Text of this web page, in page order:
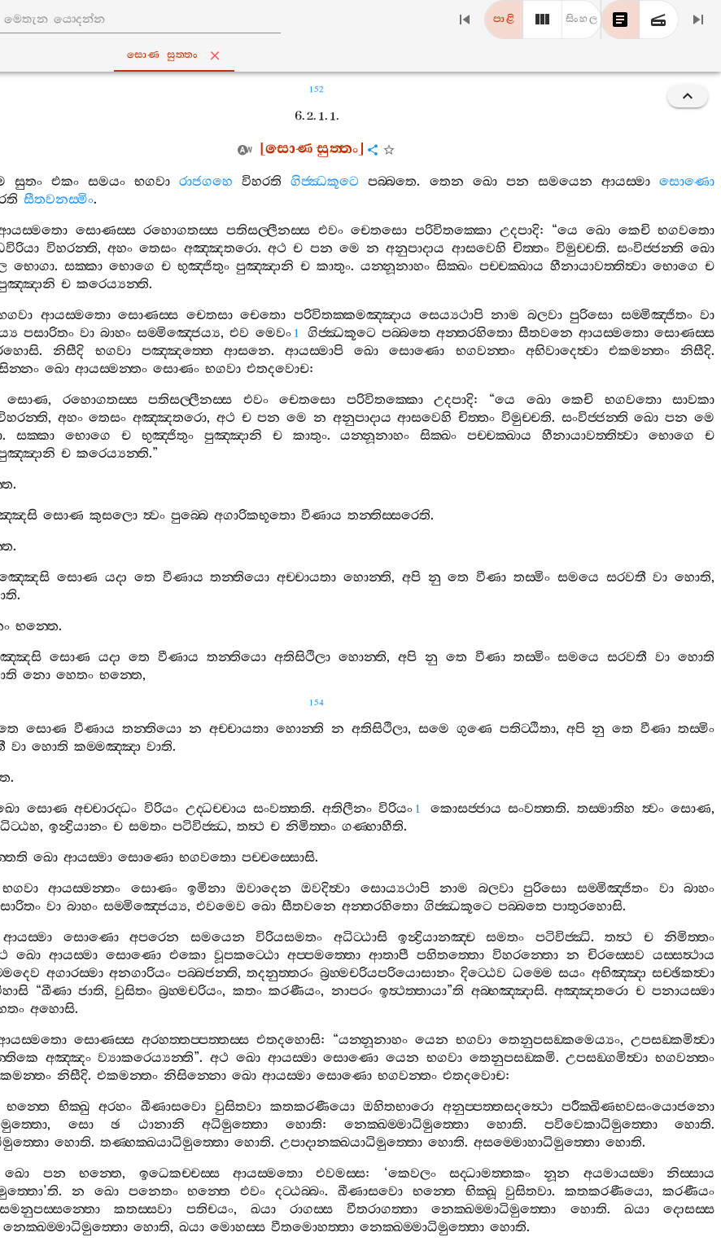
පාළි සිංහල
සොණ සුත‍්තං
152
6. 2. 1. 1.
[සොණසුත‍්තං]
සුතං එකං සමයං භගවා රාජගහෙ විහරති ගිජ‍්ඣකූටෙ පබ‍්බතෙ. තෙන ඛො පන සමයෙන ආයස‍්මා සොණො
සීතවනස‍්මිං.
සොණස‍්ස රහොගතස‍්ස පතිසල‍්ලීනස‍්ස එවං චෙතසො පරිවිතක‍්කො උදපාදි: “යෙ ඛො කෙචි භගවතො
විහරන‍්ති, අහං තෙසං අඤ‍්ඤතරො. අථ ච පන මෙ න අනුපාදාය ආසවෙහි චිත‍්තං විමුච‍්චති. සංවිජ‍්ජන‍්ති ඛො
භොගා. සක‍්කා භොගෙ ච භුඤ‍්ජිතුං පුඤ‍්ඤානි ච කාතුං. යන‍්නූනාහං සික‍්ඛං පච‍්චක‍්ඛාය හීනායාවත‍්තිත්‍වා භොගෙ ච
ච කරෙය්‍යන‍්ති.
ආයස‍්මතො සොණස‍්ස චෙතසා චෙතො පරිවිතක‍්කමඤ‍්ඤාය සෙය්‍යථාපි නාම බලවා පුරිසො සම‍්මිඤ‍්ජිතං වා
පසාරිතං වා බාහං සම‍්මිඤ‍්ජෙය්‍ය,එව මෙවං 1 ගිජ‍්ඣකූටෙ පබ‍්බතෙ අන‍්තරහිතො සීතවනෙ ආයස‍්මතො සොණස‍්ස
.නිසීදි භගවා පඤ‍්ඤත‍්තෙ ආසනෙ.ආයස‍්මාපි ඛො සොණො භගවන‍්තං අභිවාදෙත්‍වා එකමන‍්තං නිසීදි.
ඛො ආයස‍්මන‍්තං සොණං භගවා එතදවොච:
සොණ, රහොගතස‍්ස පතිසල‍්ලීනස‍්ස එවං චෙතසො පරිවිතක‍්කො උදපාදි: “යෙ ඛො කෙචි භගවතො
සාවකා
, අහං තෙසං අඤ‍්ඤතරො, අථ ච පන මෙ න අනුපාදාය ආසවෙහි චිත‍්තං විමුච‍්චති. සංවිජ‍්ජන‍්ති ඛො පන මෙ
. සක‍්කා භොගෙ ච භුඤ‍්ජිතුං පුඤ‍්ඤානි ච කාතුං.යන‍්නූනාහං සික‍්ඛං පච‍්චක‍්ඛාය හීනායාවත‍්තිත්‍වා භොගෙ
ච
ච කරෙය්‍යන‍්ති.”
.
සොණ කුසලො ත්‍වං පුබ‍්බෙ අගාරිකභූතො වීණාය තන‍්තිස‍්සරෙති.
.
සොණ යදා තෙ වීණාය තන‍්තියො අච‍්චායතා හොන‍්ති, අපි නු තෙ වීණා තස‍්මිං සමයෙ සරවතී වා හොති,
.
භන‍්තෙ.
සොණ යදා තෙ වීණාය තන‍්තියො අතිසිථිලා හොන‍්ති, අපි නු තෙ වීණා තස‍්මිං සමයෙ සරවතී වා හොති
නො හෙතං භන‍්තෙ,
154
සොණ වීණාය තන‍්තියො න අච‍්චායතා හොන‍්ති න අතිසිථිලා, සමෙ ගුණෙ පතිට‍්ඨිතා, අපි නු තෙ වීණා තස‍්මිං
වා හොති කම‍්මඤ‍්ඤා වාති.
.
සොණ අච‍්චාරද‍්ධං විරියං උද‍්ධච‍්චාය සංවත‍්තති. අතිලීනං විරියං 1 කොසජ‍්ජාය සංවත‍්තති. තස‍්මාතිහ ත්‍වං සොණ,
, ඉන්‍ද්‍රියානං ච සමතං පටිවිජ‍්ඣ, තත්‍ථ ච නිමිත‍්තං ගණ‍්හාහීති.
ඛො ආයස‍්මා සොණො භගවතො පච‍්චස‍්සොසි.
භගවා ආයස‍්මන‍්තං සොණං ඉමිනා ඔවාදෙන ඔවදිත්‍වා සොය්‍යථාපි නාම බලවා පුරිසො සම‍්මිඤ‍්ජිතං වා
බාහං
වා බාහං සම‍්මිඤ‍්ජෙය්‍ය, එවමෙව ඛො සීතවනෙ අන‍්තරහිතො ගිජ‍්ඣකූටෙ පබ‍්බතෙ පාතුරහොසි.
ආයස‍්මා සොණො අපරෙන සමයෙන විරියසමතං අධිට‍්ඨාසි ඉන්‍ද්‍රියානඤ‍්ච සමතං පටිවිජ‍්ඣි.තත්‍ථ ච
නිමිත‍්තං
ඛො ආයස‍්මා සොණො එකො වූපකට‍්ඨො අප‍්පමත‍්තො ආතාපී පහිතත‍්තො විහරන‍්තො න චිරස‍්සෙව යස‍්සත්‍ථාය
අගාරස‍්මා අනගාරියං පබ‍්බජන‍්ති,තදනුත‍්තරං බ්‍රහ‍්මචරියපරියොසානං දිට‍්ඨෙව ධම‍්මෙ සයං අභිඤ‍්ඤා සච‍්ඡිකත්‍වා
“ඛීණා ජාති, වුසිතං බ්‍රහ‍්මචරියං, කතං කරණීයං, නාපරං ඉත්‍ථත‍්තායා”ති අබ‍්භඤ‍්ඤාසි.අඤ‍්ඤතරො ච පනායස‍්මා
අහොසි.
සොණස‍්ස අරහත‍්තප‍්පත‍්තස‍්ස එතදහොසි: “යන‍්නූනාහං යෙන භගවා තෙනුපසඞ‍්කමෙය්‍යං,උපසඞ‍්කමිත්‍වා
අඤ‍්ඤං ව්‍යාකරෙය්‍යන‍්ති”. අථ ඛො ආයස‍්මා සොණො යෙන භගවා තෙනුපසඞ‍්කමි.උපසඞ‍්ගමිත්‍වා භගවන‍්තං
නිසීදි. එකමන‍්තං නිසින‍්නො ඛො ආයස‍්මා සොණො භගවන‍්තං එතදවොච:
භන‍්තෙ භික‍්ඛු අරහං ඛීණාසවො වුසිතවා කතකරණීයො ඔහිතභාරො අනුප‍්පත‍්තසදත්‍ථො පරීක‍්ඛිණභවසංයොජනො
, සො ඡ ඨානානි අධිමුත‍්තො හොති:නෙක‍්ඛම‍්මාධිමුත‍්තො හොති. පවිවෙකාධිමුත‍්තො හොති.
හොති. තණ‍්හක‍්ඛයාධිමුත‍්තො හොති. උපාදානක‍්ඛයාධිමුත‍්තො හොති. අසම‍්මොහාධිමුත‍්තො හොති.
ඛො පන භන‍්තෙ, ඉධෙකච‍්චස‍්ස ආයස‍්මතො එවමස‍්ස: ‘කෙවලං සද‍්ධාමත‍්තකං නූන අයමායස‍්මා
නිස‍්සාය
’ති. න ඛො පනෙතං භන‍්තෙ එවං දට‍්ඨබ‍්බං. ඛීණාසවො භන‍්තෙ භික‍්ඛූ වුසිතවා.කතකරණීයො,කරණීයං
කතස‍්සවා පතිචයං, ඛයා රාගස‍්ස වීතරාගත‍්තා නෙක‍්ඛම‍්මාධිමුත‍්තො හොති. ඛයා
දොසස‍්ස
නෙක‍්ඛම‍්මාධිමුත‍්තො හොති, ඛයා මොහස‍්ස වීතමොහත‍්තා නෙක‍්ඛම‍්මාධිමුත‍්තො හොති.